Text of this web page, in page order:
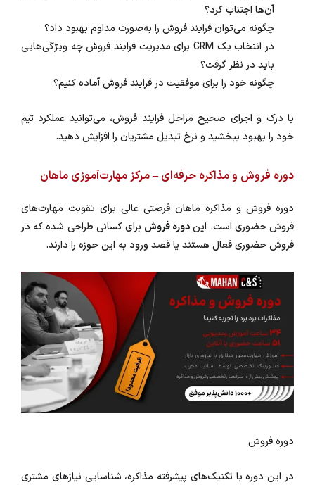
آن‌ها اجتناب کرد؟
چگونه می‌توان فرایند فروش را به‌صورت مداوم بهبود داد؟
در انتخاب یک CRM برای مدیریت فرایند فروش چه ویژگی‌هایی
باید در نظر گرفت؟
چگونه خود را برای موفقیت در فرایند فروش آماده کنیم؟
با درک و اجرای صحیح مراحل فرایند فروش، می‌توانید عملکرد تیم
خود را بهبود ببخشید و نرخ تبدیل مشتریان را افزایش دهید.
دوره فروش و مذاکره حرفه‌ای – مرکز مهارت‌آموزی ماهان
دوره فروش و مذاکره ماهان فرصتی عالی برای تقویت مهارت‌های
فروش حضوری است. ایندوره فروش برای کسانی طراحی شده که در
فروش حضوری فعال هستند یا قصد ورود به این حوزه را دارند.
دوره فروش
در این دوره با تکنیک‌های پیشرفته مذاکره، شناسایی نیازهای مشتری